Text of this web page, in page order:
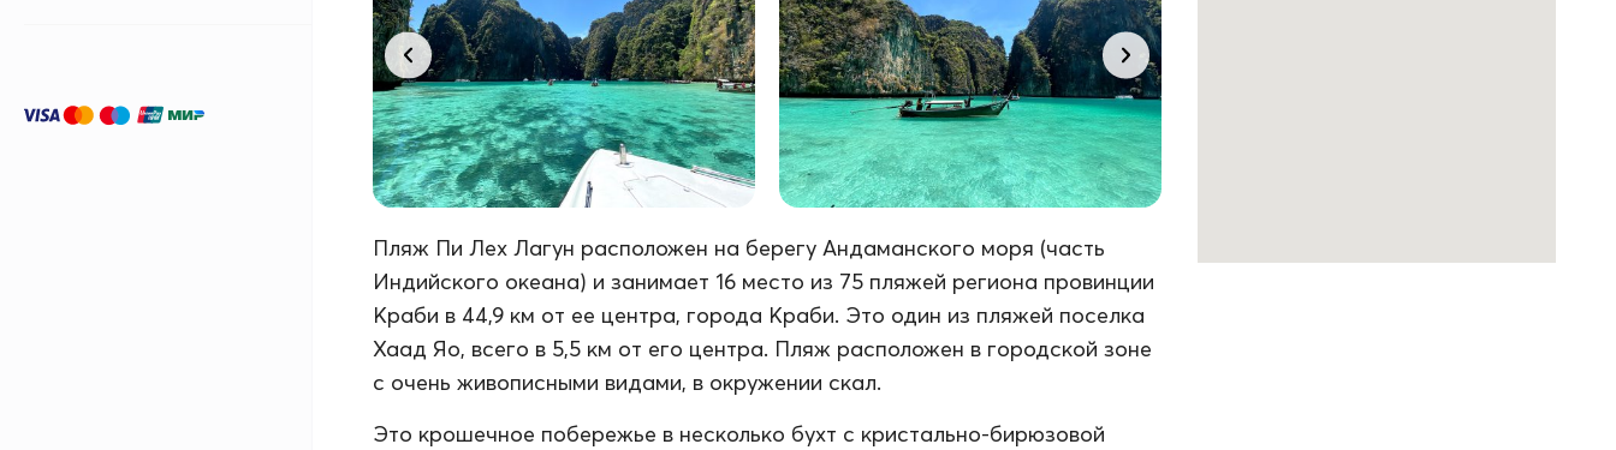
Пляж Пи Лех Лагун расположен на берегу Андаманского моря (часть
Индийского океана) и занимает 16 место из 75 пляжей региона провинции
Краби в 44,9 км от ее центра, города Краби. Это один из пляжей поселка
Хаад Яо, всего в 5,5 км от его центра. Пляж расположен в городской зоне
с очень живописными видами, в окружении скал.
Это крошечное побережье в несколько бухт с кристально-бирюзовой